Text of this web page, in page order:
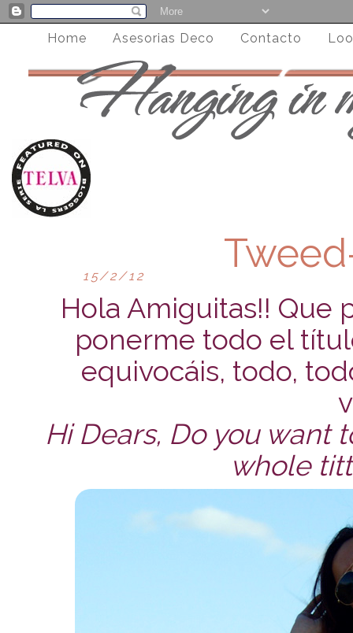
Home Asesorias Deco Contacto
15/2/12
Hola Amiguitas!! Que
ponerme todo el
equivocáis, todo,
Hi Dears, Do you want
whole